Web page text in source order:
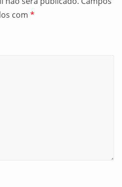
com *